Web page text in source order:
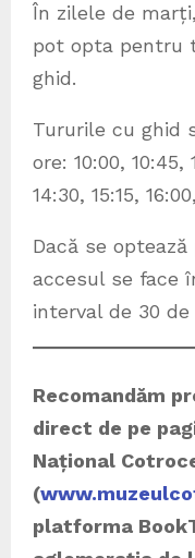
În zilele de
pot opta pentru
ghid.
Tururile cu ghid
ore: 10:00, 10:45,
14:30, 15:15,
Dacă se
accesul se face
interval de 30
Recomandăm
direct de pe
Național
(
platforma